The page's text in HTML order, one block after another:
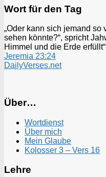
Wort für den Tag
„Oder kann sich jemand
sehen könnte?“, spricht
Himmel und die Erde
Jeremia 23:24
DailyVerses.net
Über…
Wortdienst
Über mich
Mein Glaube
Kolosser 3 – Vers 16
Lehre